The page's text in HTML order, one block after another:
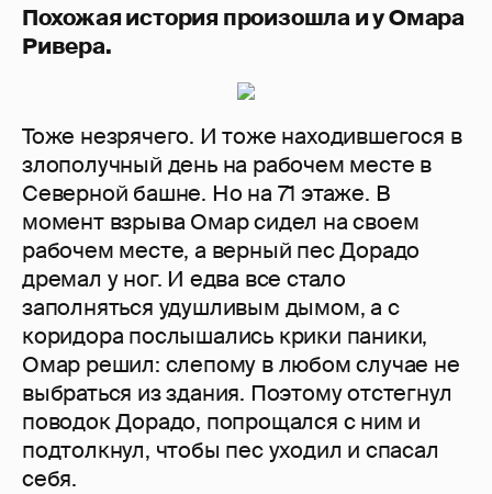
Похожая история произошла и у Омара
Ривера.
Тоже незрячего. И тоже находившегося в
злополучный день на рабочем месте в
Северной башне. Но на 71 этаже. В
момент взрыва Омар сидел на своем
рабочем месте, а верный пес Дорадо
дремал у ног. И едва все стало
заполняться удушливым дымом, а с
коридора послышались крики паники,
Омар решил: слепому в любом случае не
выбраться из здания. Поэтому отстегнул
поводок Дорадо, попрощался с ним и
подтолкнул, чтобы пес уходил и спасал
себя.